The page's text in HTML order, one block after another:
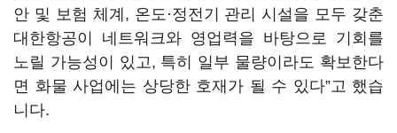
안 및 보험 체계, 온도·정전기 관리 시설을 모두 갖춘
대한항공이 네트워크와 영업력을 바탕으로 기회를
노릴 가능성이 있고, 특히 일부 물량이라도 확보한다
면 화물 사업에는 상당한 호재가 될 수 있다”고 했습
니다.